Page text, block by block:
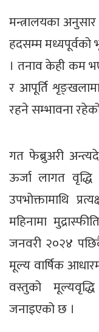
मन्त्रालयका
हदसम्म मध्यपूर्वको
। तनाव केही कम
र आपूर्ति
रहने सम्भावना
गत फेब्रुअरी
ऊर्जा लागत
उपभोक्तामाथि
महिनामा
जनवरी २०२४
मूल्य वार्षिक
वस्तुको
जनाइएको छ ।